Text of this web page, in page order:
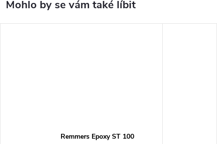
Remmers Epoxy ST 100